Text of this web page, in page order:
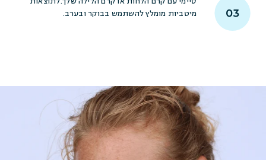
מיטביות מומלץ להשתמש בבוקר ובערב.